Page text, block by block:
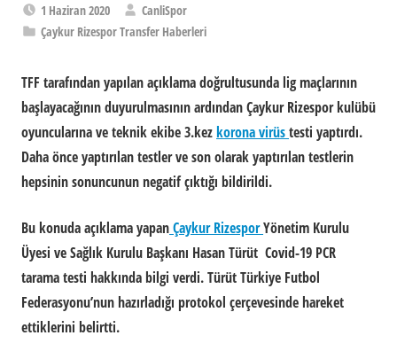
1 Haziran 2020
CanliSpor
Çaykur Rizespor Transfer Haberleri
TFF tarafından yapılan açıklama doğrultusunda lig maçlarının
başlayacağının duyurulmasının ardındanÇaykur Rizesporkulübü
oyuncularına ve teknik ekibe 3.kezkorona virüstesti yaptırdı.
Daha önce yaptırılan testler ve son olarak yaptırılan testlerin
hepsinin sonuncunun negatif çıktığı bildirildi.
Bu konuda açıklama yapanÇaykur RizesporYönetim Kurulu
Üyesi ve Sağlık Kurulu Başkanı Hasan Türüt Covid-19 PCR
tarama testi hakkında bilgi verdi. Türüt Türkiye Futbol
Federasyonu’nun hazırladığı protokol çerçevesinde hareket
ettiklerini belirtti.